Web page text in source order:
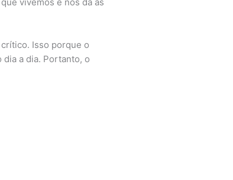
Isso porque o
a dia. Portanto, o